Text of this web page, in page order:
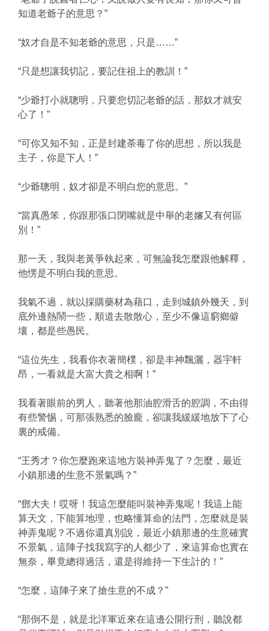
知道老爺子的意思？”
“奴才自是不知老爺的意思，只是……”
“只是想讓我切記，要記住祖上的教訓！”
“少爺打小就聰明，只要您切記老爺的話，那奴才就安
心了！”
“可你又知不知，正是封建荼毒了你的思想，所以我是
主子，你是下人！”
“少爺聰明，奴才卻是不明白您的意思。”
“當真愚笨，你跟那張口閉嘴就是中舉的老嬸又有何區
別！”
那一天，我與老黃爭執起來，可無論我怎麼跟他解釋，
他愣是不明白我的意思。
我氣不過，就以採購藥材為藉口，走到城鎮外幾天，到
底外邊熱鬧一些，順道去散散心，至少不像這窮鄉僻
壤，都是些愚民。
“這位先生，我看你衣著簡樸，卻是丰神飄灑，器宇軒
昂，一看就是大富大貴之相啊！”
我看著眼前的男人，聽著他那油腔滑舌的腔調，不由得
有些警惕，可那張熟悉的臉龐，卻讓我緩緩地放下了心
裏的戒備。
“王秀才？你怎麼跑來這地方裝神弄鬼了？怎麼，最近
小鎮那邊的生意不景氣嗎？”
“鄧大夫！哎呀！我這怎麼能叫裝神弄鬼呢！我這上能
算天文，下能算地理，也略懂算命的法門，怎麼就是裝
神弄鬼呢？不過你還真別說，最近小鎮那邊的生意確實
不景氣，這陣子找我寫字的人都少了，來這算命也實在
無奈，畢竟總得過活，還是得維持一下生計的！”
“怎麼，這陣子來了搶生意的不成？”
“那倒不是，就是北洋軍近來在這邊公開行刑，聽說都